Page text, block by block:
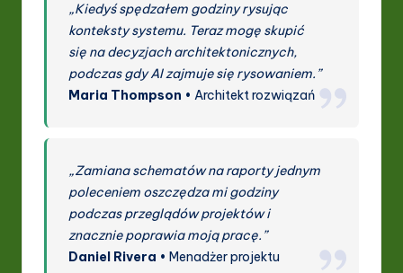
„Kiedyś spędzałem godziny rysując
konteksty systemu. Teraz mogę skupić
się na decyzjach architektonicznych,
podczas gdy AI zajmuje się rysowaniem.”
Maria Thompson • Architekt rozwiązań
„Zamiana schematów na raporty jednym
poleceniem oszczędza mi godziny
podczas przeglądów projektów i
znacznie poprawia moją pracę.”
Daniel Rivera • Menadżer projektu